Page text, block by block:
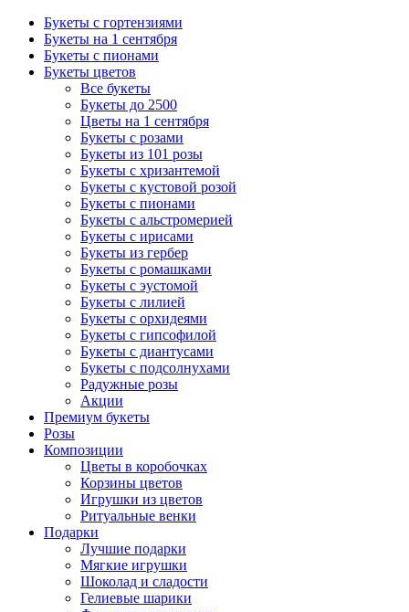
Букеты с гортензиями
Букеты на 1 сентября
Букеты с пионами
Букеты цветов
Все букеты
Букеты до 2500
Цветы на 1 сентября
Букеты с розами
Букеты из 101 розы
Букеты с хризантемой
Букеты с кустовой розой
Букеты с пионами
Букеты с альстромерией
Букеты с ирисами
Букеты из гербер
Букеты с ромашками
Букеты с эустомой
Букеты с лилией
Букеты с орхидеями
Букеты с гипсофилой
Букеты с диантусами
Букеты с подсолнухами
Радужные розы
Акции
Премиум букеты
Розы
Композиции
Цветы в коробочках
Корзины цветов
Игрушки из цветов
Ритуальные венки
Подарки
Лучшие подарки
Мягкие игрушки
Шоколад и сладости
Гелиевые шарики